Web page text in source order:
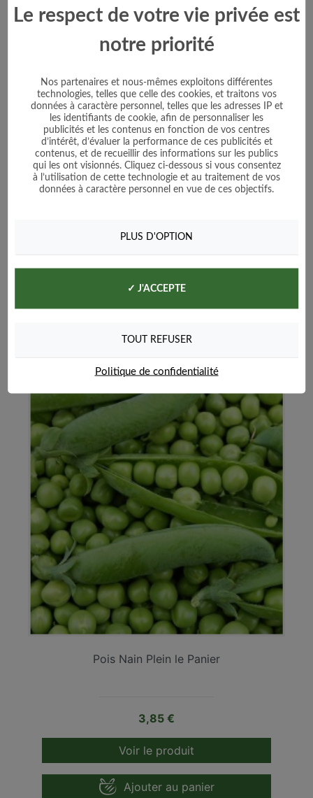
Tomate Marbonne F1
Prix
3,50 €
Voir le produit
Ajouter au panier
Pois Nain Plein le Panier
Prix
3,85 €
Voir le produit
Ajouter au panier
Le respect de votre vie privée est
notre priorité
Nos partenaires et nous-mêmes exploitons différentes
technologies, telles que celle des cookies, et traitons vos
données à caractère personnel, telles que les adresses IP et
les identifiants de cookie, afin de personnaliser les
publicités et les contenus en fonction de vos centres
d’intérêt, d’évaluer la performance de ces publicités et
contenus, et de recueillir des informations sur les publics
qui les ont visionnés. Cliquez ci-dessous si vous consentez
à l’utilisation de cette technologie et au traitement de vos
données à caractère personnel en vue de ces objectifs.
PLUS D'OPTION
✓ J'ACCEPTE
TOUT REFUSER
Politique de confidentialité